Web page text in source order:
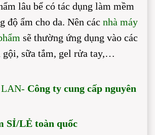
lâu bể có tác dụng làm mềm
độ ẩm cho da. Nên các nhà máy
sẽ thường ứng dụng vào các
gội, sữa tắm, gel rửa tay,…
Công ty cung cấp nguyên
SỈ/LẺ toàn quốc